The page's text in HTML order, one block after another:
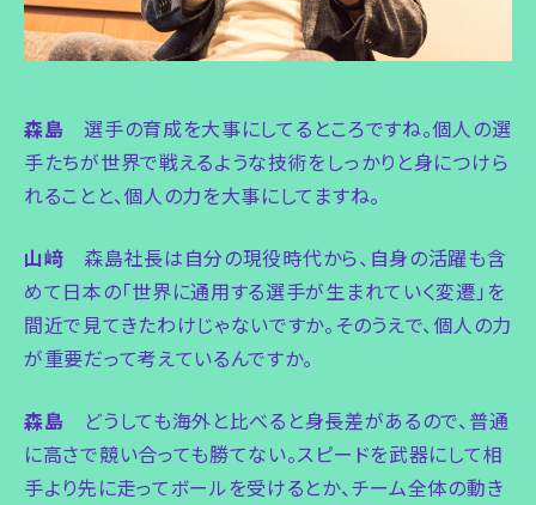
森島 選手の育成を大事にしてるところですね。個人の選
手たちが世界で戦えるような技術をしっかりと身につけら
れることと、個人の力を大事にしてますね。
山﨑 森島社長は自分の現役時代から、自身の活躍も含
めて日本の「世界に通用する選手が生まれていく変遷」を
間近で見てきたわけじゃないですか。そのうえで、個人の力
が重要だって考えているんですか。
森島 どうしても海外と比べると身長差があるので、普通
に高さで競い合っても勝てない。スピードを武器にして相
手より先に走ってボールを受けるとか、チーム全体の動き